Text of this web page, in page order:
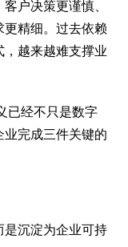
户决策更谨慎、
精细。过去依赖
越来越难支撑业
已经不只是数字
完成三件关键的
是沉淀为企业可持